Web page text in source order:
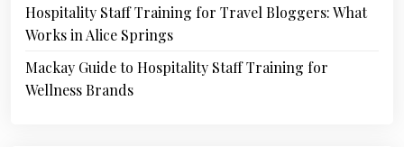
Hospitality Staff Training for Travel Bloggers: What
Works in Alice Springs
Mackay Guide to Hospitality Staff Training for
Wellness Brands